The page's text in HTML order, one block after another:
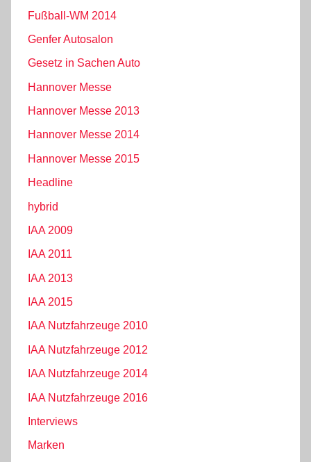
Fußball-WM 2014
Genfer Autosalon
Gesetz in Sachen Auto
Hannover Messe
Hannover Messe 2013
Hannover Messe 2014
Hannover Messe 2015
Headline
hybrid
IAA 2009
IAA 2011
IAA 2013
IAA 2015
IAA Nutzfahrzeuge 2010
IAA Nutzfahrzeuge 2012
IAA Nutzfahrzeuge 2014
IAA Nutzfahrzeuge 2016
Interviews
Marken